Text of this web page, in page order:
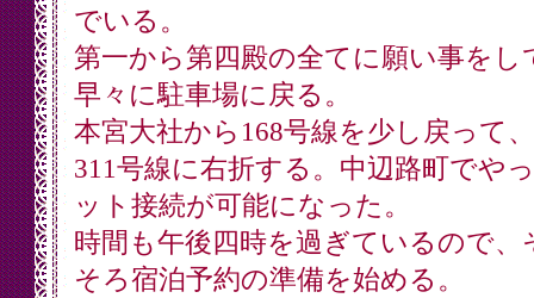
でいる。
第一から第四殿の全てに願い事をし
早々に駐車場に戻る。
本宮大社から168号線を少し戻って
311号線に右折する。中辺路町でや
ット接続が可能になった。
時間も午後四時を過ぎているので、
そろ宿泊予約の準備を始める。